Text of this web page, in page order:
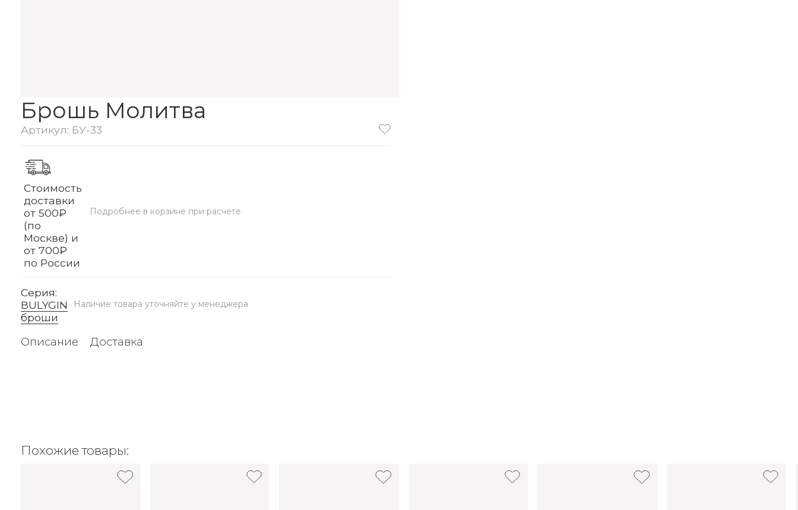
Брошь Молитва
Артикул: БУ-33
Стоимость
доставки
от 500₽
(по
Москве) и
от 700₽
по России
Подробнее в корзине при расчете
Серия:
BULYGIN
броши
Наличие товара уточняйте у менеджера
Описание Доставка
Похожие товары: